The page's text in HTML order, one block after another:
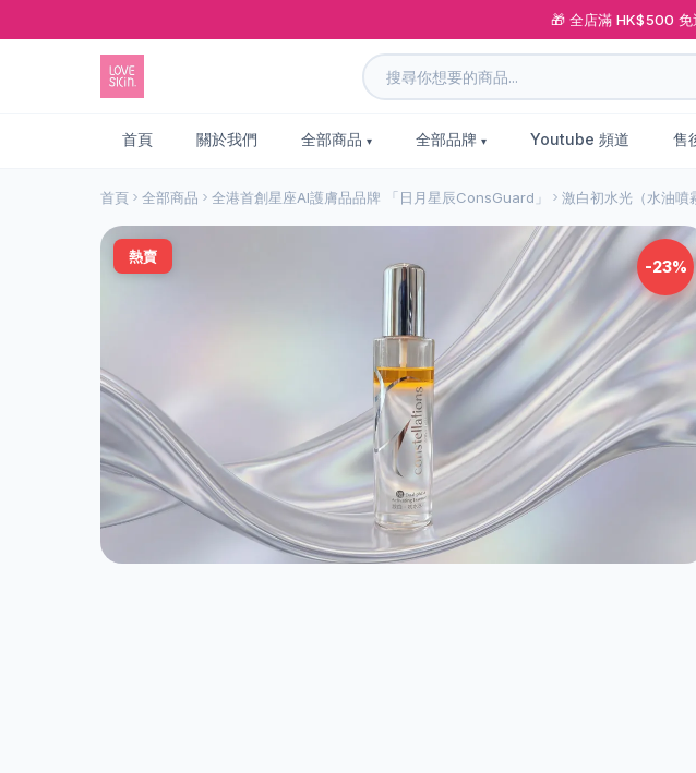
🎁 全店滿 HK$500 免
首頁 關於我們 全部商品 全部品牌 Youtube 頻道 售
首頁 全部商品 全港首創星座AI護膚品品牌 「日月星辰ConsGuard」 激白初水光（水油噴
-23%
熱賣